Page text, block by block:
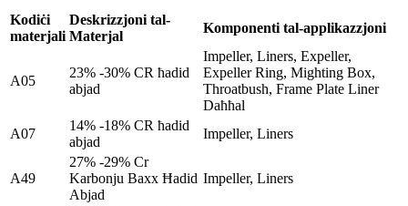
Kodiċi
materjali
Deskrizzjoni tal-
Materjal
Komponenti tal-applikazzjoni
A05
23% -30% CR ħadid
abjad
Impeller, Liners, Expeller,
Expeller Ring, Mighting Box,
Throatbush, Frame Plate Liner
Daħħal
A07
14% -18% CR ħadid
abjad
Impeller, Liners
A49
27% -29% Cr
Karbonju Baxx Ħadid
Abjad
Impeller, Liners